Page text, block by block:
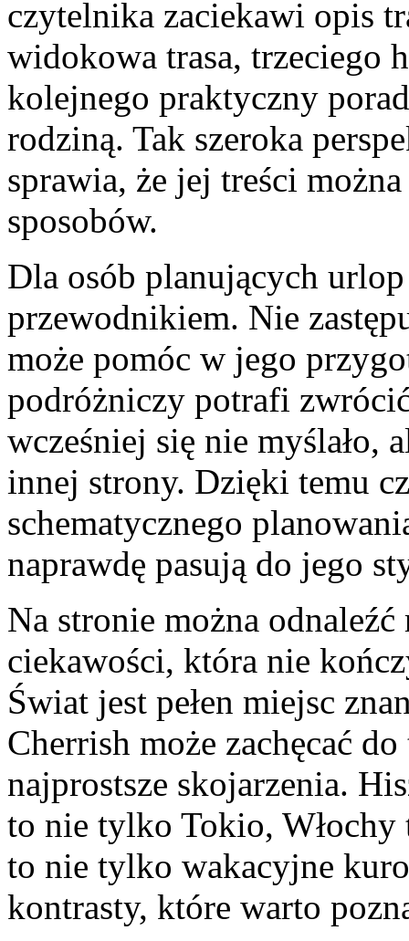
czytelnika zaciekawi opis
widokowa trasa, trzeciego
kolejnego praktyczny
rodziną. Tak szeroka
sprawia, że jej treści
sposobów.
Dla osób planujących
przewodnikiem. Nie
może pomóc w jego
podróżniczy potrafi
wcześniej się nie myślało,
innej strony. Dzięki temu
schematycznego
naprawdę pasują do jego
Na stronie można
ciekawości, która nie
Świat jest pełen miejsc
Cherrish może zachęcać
najprostsze skojarzenia.
to nie tylko Tokio,
to nie tylko wakacyjne
kontrasty, które warto